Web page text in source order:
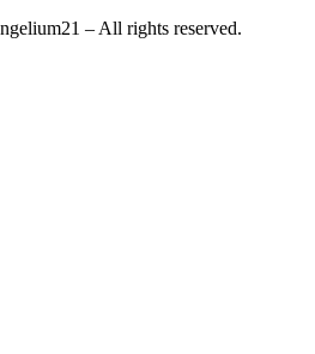
– All rights reserved.